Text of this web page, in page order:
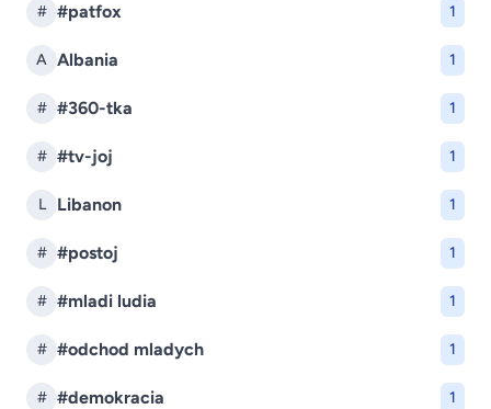
# #patfox 1
A Albania 1
# #360-tka 1
# #tv-joj 1
L Libanon 1
# #postoj 1
# #mladi ludia 1
# #odchod mladych 1
# #demokracia 1